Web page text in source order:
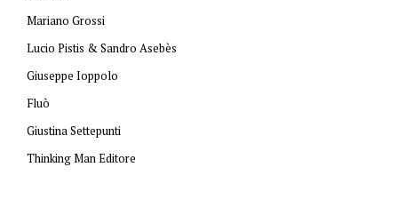
Mariano Grossi
Lucio Pistis & Sandro Asebès
Giuseppe Ioppolo
Fluò
Giustina Settepunti
Thinking Man Editore